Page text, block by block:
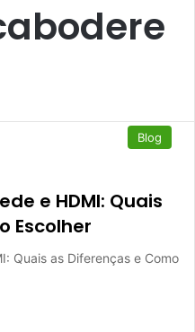
Blog
e HDMI: Quais
Escolher
Quais as Diferenças e Como